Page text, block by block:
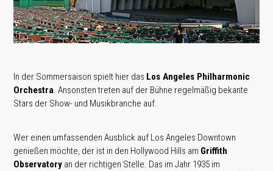
In der Sommersaison spielt hier das Los Angeles Philharmonic
Orchestra. Ansonsten treten auf der Bühne regelmäßig bekante
Stars der Show- und Musikbranche auf.
Wer einen umfassenden Ausblick auf Los Angeles Downtown
genießen möchte, der ist in den Hollywood Hills am Griffith
Observatory an der richtigen Stelle. Das im Jahr 1935 im